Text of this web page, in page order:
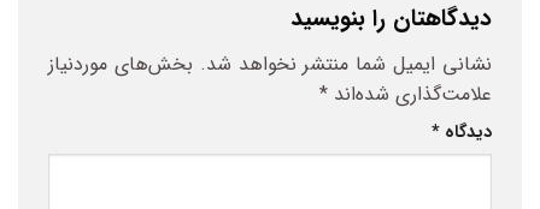
دیدگاهتان را بنویسید
نشانی ایمیل شما منتشر نخواهد شد. بخش‌های موردنیاز
علامت‌گذاری شده‌اند *
دیدگاه *